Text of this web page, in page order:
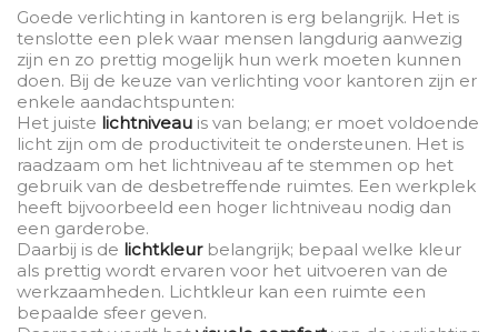
Goede verlichting in kantoren is erg belangrijk. Het is
tenslotte een plek waar mensen langdurig aanwezig
zijn en zo prettig mogelijk hun werk moeten kunnen
doen. Bij de keuze van verlichting voor kantoren zijn er
enkele aandachtspunten:
Het juiste lichtniveau is van belang; er moet voldoende
licht zijn om de productiviteit te ondersteunen. Het is
raadzaam om het lichtniveau af te stemmen op het
gebruik van de desbetreffende ruimtes. Een werkplek
heeft bijvoorbeeld een hoger lichtniveau nodig dan
een garderobe.
Daarbij is de lichtkleurbelangrijk; bepaal welke kleur
als prettig wordt ervaren voor het uitvoeren van de
werkzaamheden. Lichtkleur kan een ruimte een
bepaalde sfeer geven.